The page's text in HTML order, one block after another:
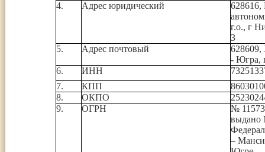
4. Адрес юридический
г.о., г
3
5.
Адрес почтовый
- Югра,
6.
ИНН
7.
КПП
8.
ОКПО
9.
ОГРН
№
выдано
–